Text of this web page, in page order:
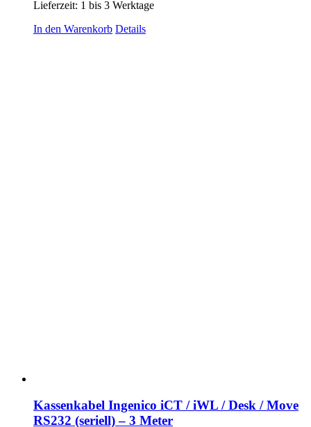
Lieferzeit: 1 bis 3 Werktage
In den Warenkorb Details
Kassenkabel Ingenico iCT / iWL / Desk / Move
RS232 (seriell) – 3 Meter